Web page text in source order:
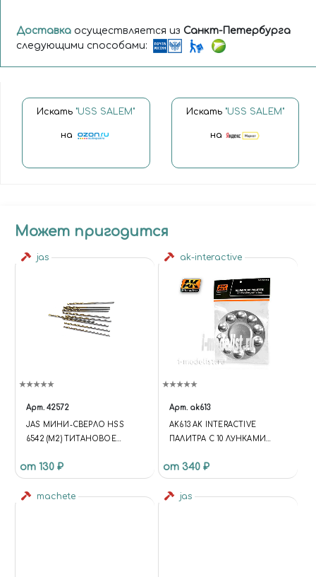
Доставка осуществляется из Санкт-Петербурга
следующими способами:
Искать "USS SALEM"
на
Искать "USS SALEM"
на
Может пригодится
jas
Арт. 42572
JAS МИНИ-СВЕРЛО HSS
6542 (M2) ТИТАНОВОЕ
от 130 ₽
ak-interactive
Арт. ak613
AK613 AK INTERACTIVE
ПАЛИТРА С 10 ЛУНКАМИ
от 340 ₽
machete jas